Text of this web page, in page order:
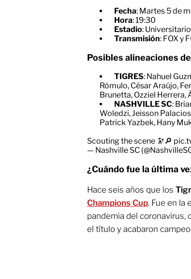
Fecha: Martes 5 de
Hora: 19:30
Estadio: Universitario
Transmisión: FOX y
Posibles alineaciones
TIGRES: Nahuel
Rómulo, César Araújo,
Brunetta, Ozziel Herrera,
NASHVILLE SC:
Woledzi, Jeisson
Patrick Yazbek, Hany
Scouting the scene 🔭🔎
— Nashville SC
¿Cuándo fue la última
Hace seis años que los
Champions Cup. Fue en la
pandemia del coronavirus,
el título y acabaron